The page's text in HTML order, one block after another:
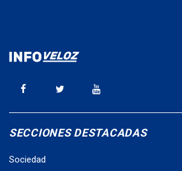
SECCIONES DESTACADAS
Sociedad